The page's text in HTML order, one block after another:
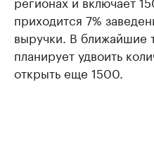
приходится 7%
выручки. В ближайшие
планирует удвоить
открыть еще 1500.